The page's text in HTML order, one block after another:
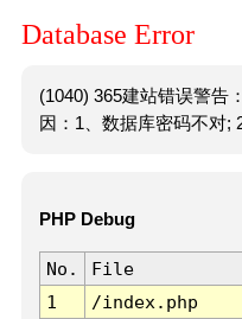
Database Error
(1040) 365建站错误警告
因：1、数据库密码不对;
PHP Debug
No. File
1
/index.php